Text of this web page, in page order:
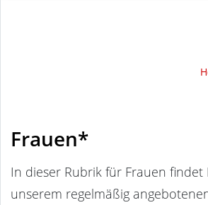
Frauen*
In dieser Rubrik für Frauen
unserem regelmäßig